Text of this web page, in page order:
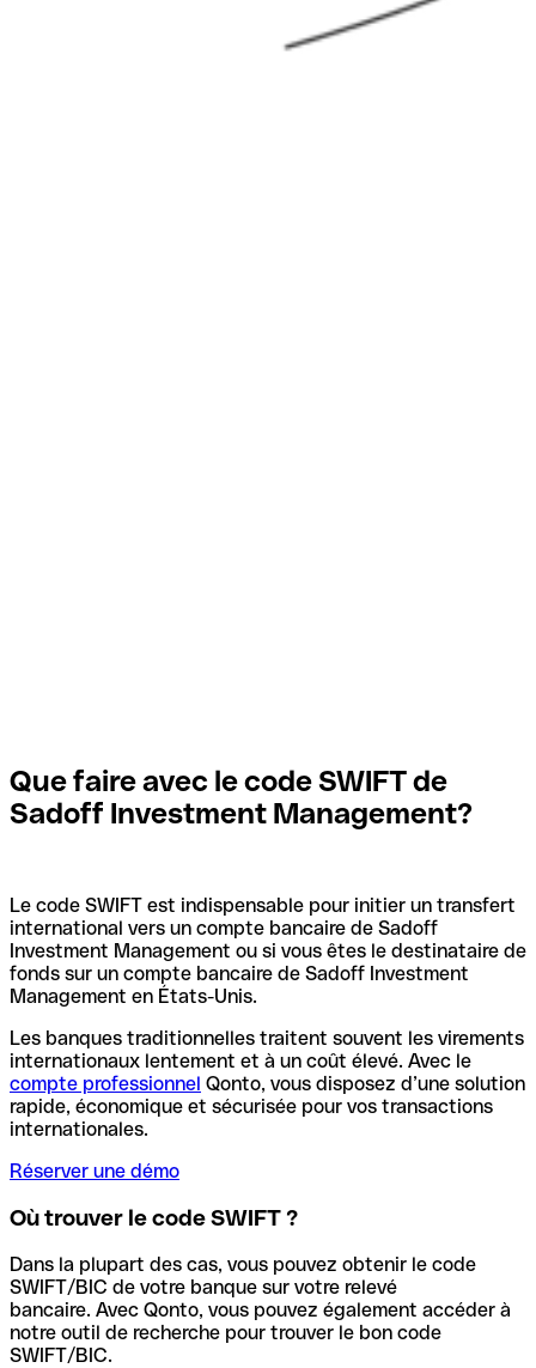
Que faire avec le code SWIFT de
Sadoff Investment Management?
Le code SWIFT est indispensable pour initier un transfert
international vers un compte bancaire de Sadoff
Investment Management ou si vous êtes le destinataire de
fonds sur un compte bancaire de Sadoff Investment
Management en États-Unis.
Les banques traditionnelles traitent souvent les virements
internationaux lentement et à un coût élevé. Avec le
compte professionnel Qonto, vous disposez d’une solution
rapide, économique et sécurisée pour vos transactions
internationales.
Réserver une démo
Où trouver le code SWIFT ?
Dans la plupart des cas, vous pouvez obtenir le code
SWIFT/BIC de votre banque sur votre relevé
bancaire. Avec Qonto, vous pouvez également accéder à
notre outil de recherche pour trouver le bon code
SWIFT/BIC.